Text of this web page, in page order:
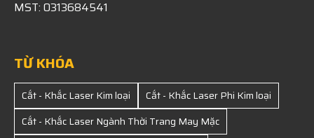
MST: 0313684541
TỪ KHÓA
Cắt - Khắc Laser Kim loại
Cắt - Khắc Laser Phi Kim loại
Cắt - Khắc Laser Ngành Thời Trang May Mặc